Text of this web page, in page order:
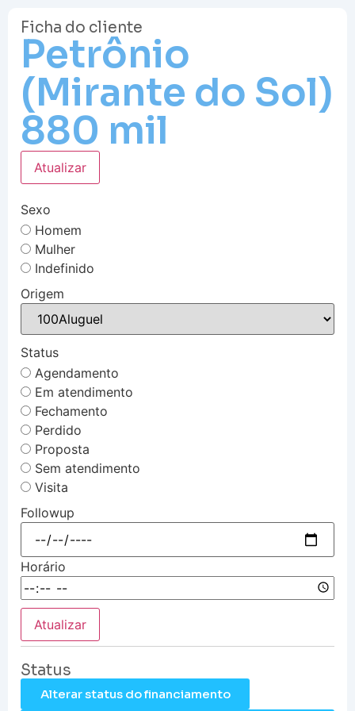
Ficha do cliente
Petrônio
(Mirante do Sol)
880 mil
Atualizar
Sexo
Homem
Mulher
Indefinido
Origem
Status
Agendamento
Em atendimento
Fechamento
Perdido
Proposta
Sem atendimento
Visita
Followup
Horário
Atualizar
Status
Alterar status do financiamento